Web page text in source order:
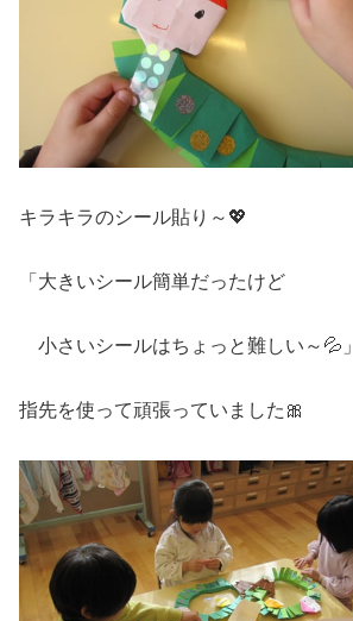
キラキラのシール貼り～💖
「大きいシール簡単だったけど
小さいシールはちょっと難しい～💦」
指先を使って頑張っていました🎀